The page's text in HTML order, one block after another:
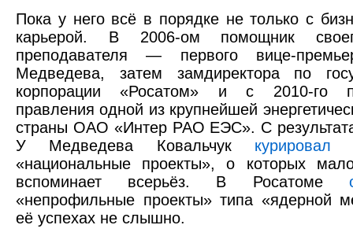
Пока у него всё в порядке не только с
карьерой. В 2006-ом помощник
преподавателя — первого вице-
Медведева, затем замдиректора по
корпорации «Росатом» и с 2010-го
правления одной из крупнейшей
страны ОАО «Интер РАО ЕЭС». С
У Медведева Ковальчук курировал
«национальные проекты», о которых
вспоминает всерьёз. В Росатоме
«непрофильные проекты» типа «ядерной
её успехах не слышно.